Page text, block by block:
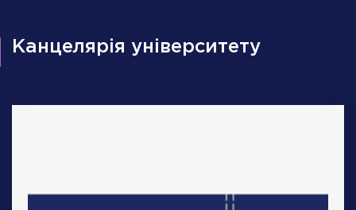
Канцелярія університету